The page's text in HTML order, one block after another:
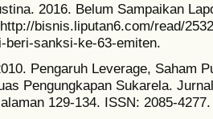
2016. Belum Sampaikan
bisnis.liputan6.com/read/
beri-sanksi-ke-63-emiten.
Pengaruh Leverage, Saham
Pengungkapan Sukarela.
129-134. ISSN: 2085-4277.